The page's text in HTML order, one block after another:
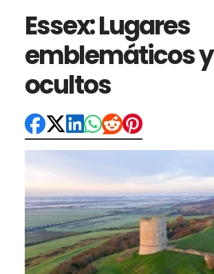
Essex: Lugares
emblemáticos y
ocultos